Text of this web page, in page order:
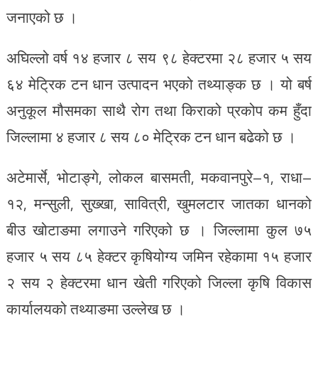
जनाएको छ ।
अघिल्लो वर्ष १४ हजार ८ सय ९८ हेक्टरमा २८ हजार ५ सय
६४ मेट्रिक टन धान उत्पादन भएको तथ्याङ्क छ । यो बर्ष
अनुकूल मौसमका साथै रोग तथा किराको प्रकोप कम हुँदा
जिल्लामा ४ हजार ८ सय ८० मेट्रिक टन धान बढेको छ ।
अटेमार्से, भोटाङ्गे, लोकल बासमती, मकवानपुरे–१, राधा–
१२, मन्सुली, सुख्खा, सावित्री, खुमलटार जातका धानको
बीउ खोटाङमा लगाउने गरिएको छ । जिल्लामा कुल ७५
हजार ५ सय ८५ हेक्टर कृषियोग्य जमिन रहेकामा १५ हजार
२ सय २ हेक्टरमा धान खेती गरिएको जिल्ला कृषि विकास
कार्यालयको तथ्याङमा उल्लेख छ ।